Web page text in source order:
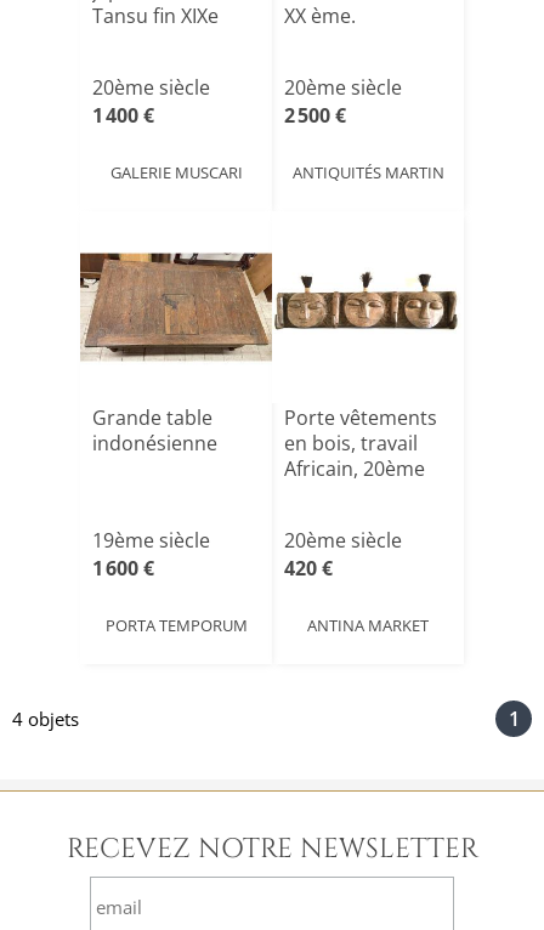
Tansu fin XIXe
20ème siècle
1 400 €
GALERIE MUSCARI
XX ème.
20ème siècle
2 500 €
ANTIQUITÉS MARTIN
Grande table
indonésienne
19ème siècle
1 600 €
PORTA TEMPORUM
Porte vêtements
en bois, travail
Africain, 20ème
20ème siècle
420 €
ANTINA MARKET
4 objets 1
RECEVEZ NOTRE NEWSLETTER